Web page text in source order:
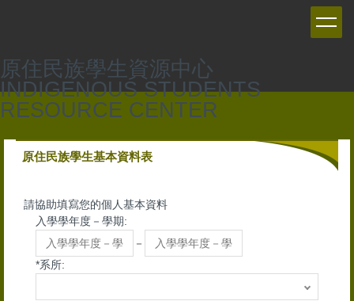
要
內
容
區
原住民族學生資源中心
INDIGENOUS STUDENTS
RESOURCE CENTER
原住民族學生基本資料表
請協助填寫您的個人基本資料
入學學年度－學期:
－
*系所: